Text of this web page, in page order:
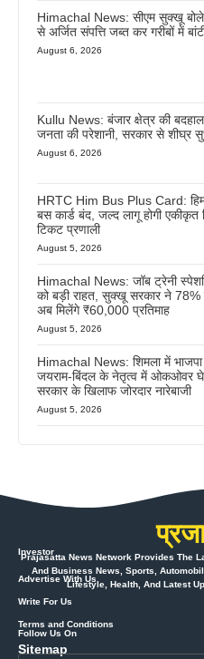
Himachal News: सीएम सुक्खू बोले
से अर्जित संपत्ति जब्त कर गरीबों में
August 6, 2026
Kullu News: बंजार क्षेत्र की
जनता की परेशानी, सरकार से शीघ्र
August 6, 2026
HRTC Him Bus Plus Card:
बस कार्ड बंद, जल्द लागू होगी एकीकृत
टिकट प्रणाली
August 5, 2026
Himachal News: जॉब ट्रेनी
को बड़ी राहत, सुक्खू सरकार ने 78%
अब मिलेंगे ₹60,000 प्रतिमाह
August 5, 2026
Himachal News: शिमला में भाजपा
जयराम-बिंदल के नेतृत्व में ओकओवर
सरकार के खिलाफ जोरदार नारेबाजी
August 5, 2026
Prajasatta News Network Provides The
And Business News, Sports,
Lifestyle, Health, And Latest
Investor
Advertise With Us
Write For Us
Terms and Conditions
Sitemap
Follow Us On